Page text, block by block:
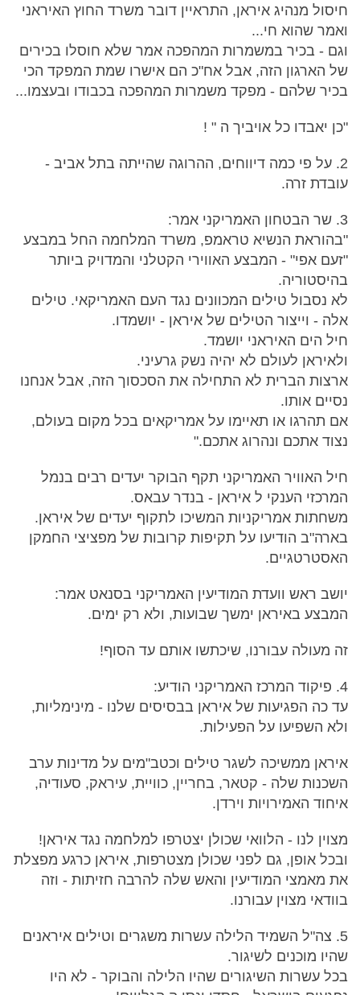
חיסול מנהיג איראן, התראיין דובר משרד החוץ האיראני
ואמר שהוא חי...
וגם - בכיר במשמרות המהפכה אמר שלא חוסלו בכירים
של הארגון הזה, אבל אח"כ הם אישרו שמת המפקד הכי
בכיר שלהם - מפקד משמרות המהפכה בכבודו ובעצמו...
"כן יאבדו כל אויביך ה " !
2. על פי כמה דיווחים, ההרוגה שהייתה בתל אביב -
עובדת זרה.
3. שר הבטחון האמריקני אמר:
"בהוראת הנשיא טראמפ, משרד המלחמה החל במבצע
"זעם אפי" - המבצע האווירי הקטלני והמדויק ביותר
בהיסטוריה.
לא נסבול טילים המכוונים נגד העם האמריקאי. טילים
אלה - וייצור הטילים של איראן - יושמדו.
חיל הים האיראני יושמד.
ולאיראן לעולם לא יהיה נשק גרעיני.
ארצות הברית לא התחילה את הסכסוך הזה, אבל אנחנו
נסיים אותו.
אם תהרגו או תאיימו על אמריקאים בכל מקום בעולם,
נצוד אתכם ונהרוג אתכם."
חיל האוויר האמריקני תקף הבוקר יעדים רבים בנמל
המרכזי הענקי ל איראן - בנדר עבאס.
משחתות אמריקניות המשיכו לתקוף יעדים של איראן.
בארה"ב הודיעו על תקיפות קרובות של מפציצי החמקן
האסטרטגיים.
יושב ראש וועדת המודיעין האמריקני בסנאט אמר:
המבצע באיראן ימשך שבועות, ולא רק ימים.
זה מעולה עבורנו, שיכתשו אותם עד הסוף!
4. פיקוד המרכז האמריקני הודיע:
עד כה הפגיעות של איראן בבסיסים שלנו - מינימליות,
ולא השפיעו על הפעילות.
איראן ממשיכה לשגר טילים וכטב"מים על מדינות ערב
השכנות שלה - קטאר, בחריין, כוויית, עיראק, סעודיה,
איחוד האמירויות וירדן.
מצוין לנו - הלוואי שכולן יצטרפו למלחמה נגד איראן!
ובכל אופן, גם לפני שכולן מצטרפות, איראן כרגע מפצלת
את מאמצי המודיעין והאש שלה להרבה חזיתות - וזה
בוודאי מצוין עבורנו.
5. צה"ל השמיד הלילה עשרות משגרים וטילים איראנים
שהיו מוכנים לשיגור.
בכל עשרות השיגורים שהיו הלילה והבוקר - לא היו